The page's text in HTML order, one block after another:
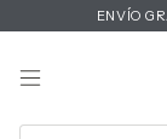
ENVÍO